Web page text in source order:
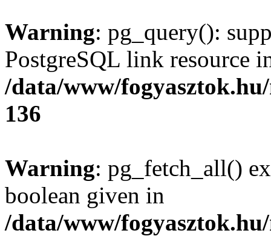
Warning: pg_query():
PostgreSQL link resource
/data/www/
136
Warning: pg_fetch_all()
boolean given in
/data/www/